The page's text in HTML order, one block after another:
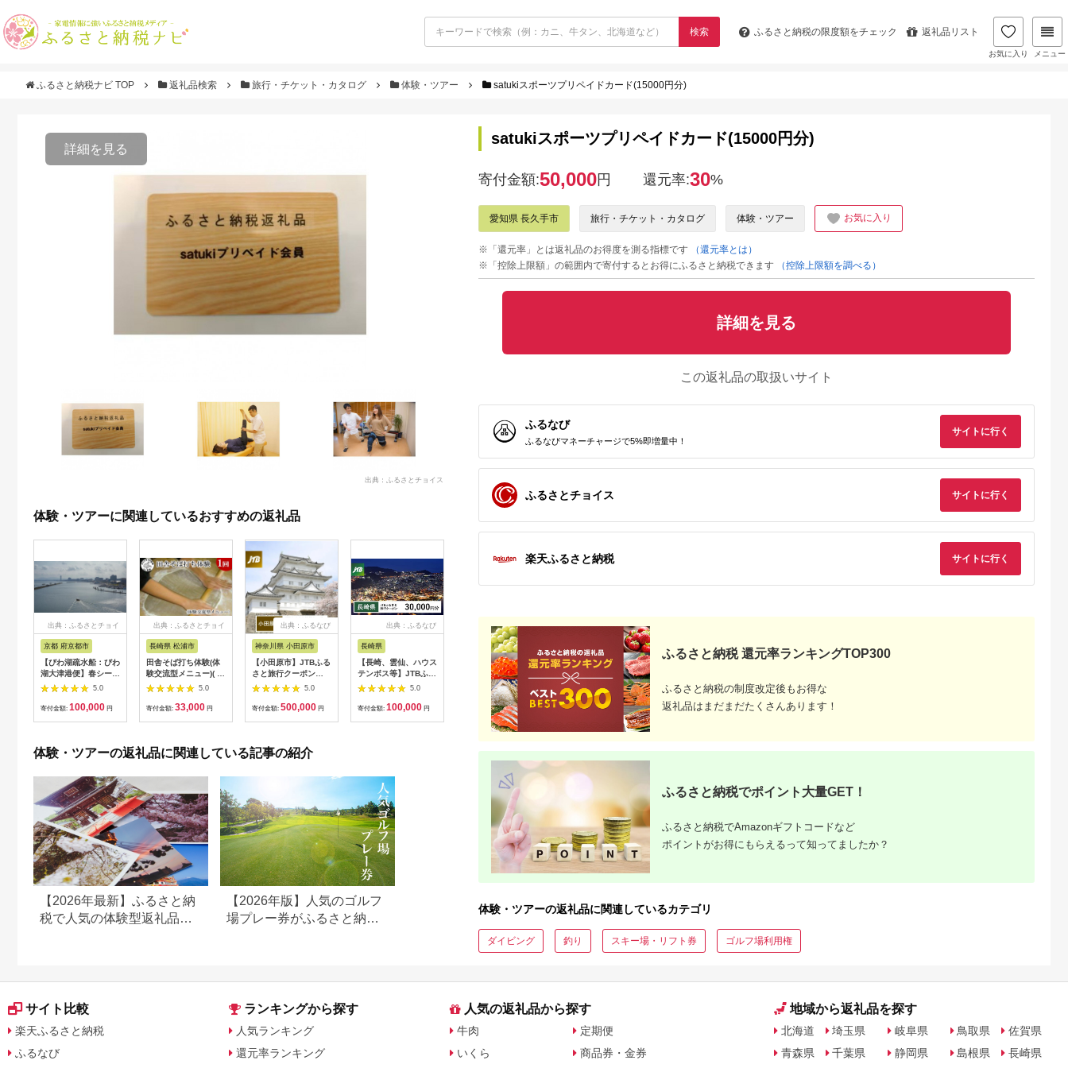
検索 ふるさと納税の限度額をチェック 返礼品リスト
お気に入り メニュー
ふるさと納税ナビ TOP 返礼品検索 旅行・チケット・カタログ 体験・ツアー satukiスポーツプリペイドカード(15000円分)
詳細を見る
出典：ふるさとチョイス
体験・ツアーに関連しているおすすめの返礼品
出典：ふるさとチョイ
京都 府京都市
【びわ湖疏水船：びわ
湖大津港便】春シーズ
ン先行予約権（２名様
分の乗船予約の権利）
5.0
寄付金額: 100,000 円
出典：ふるさとチョイ
長崎県 松浦市
田舎そば打ち体験(体
験交流型メニュー)( 体
験 田舎 自然 松浦市
そば そば打ち )【D3-
009】
5.0
寄付金額: 33,000 円
出典：ふるなび
神奈川県 小田原市
【小田原市】JTBふる
さと旅行クーポン
（150,000円分）有効
期間3年（Eメール発
行）｜予約 宿泊 観光
ンライン ネット 電話
神奈川 神奈川
5.0
寄付金額: 500,000 円
出典：ふるなび
長崎県
【長崎、雲仙、ハウス
テンボス等】JTBふる
さと旅行クーポン
（30,000円分）有効
期間3年（Eメール発
5.0
寄付金額: 100,000 円
出典：ふるなび
神奈川県 箱根町
【箱根町】JTBふるさ
と旅行クーポン
（3,000円分）有効期
間3年（Eメール発
行）｜予約 宿泊 観光
チケット 子供 子連れ
カップル 家族 店頭 オ
ンライン ネット 電話
5.0
寄付金額:10,000
出典：ふるなび
神奈川県 箱根町
【箱根町】JTBふるさ
と旅行クーポン
（15,000円分） 有効
期間3年（Eメール発
行）｜予約 宿泊 観光
チケット 子供 子連れ
カップル 家族 店頭 オ
ンライン ネット 電話
箱根
5.0
寄付金額:50,000円
大阪府 門真市
令和堂で使える糖質オ
フトチケット ギフト
チケット ギフトチケ
ット ギフトチケット
5.0
寄付金額: 4,000円
広島県 廿日市
【廿日市市】JTBふる
円分）有効期間5年 |
予約 宿泊 観光 体験
温泉 ホテル 旅館 チケ
廿日市
寄付金額:300,000
カップル 家族 店頭 オ
ンライン ネット 電話
体験・ツアーの返礼品に関連している記事の紹介
【2026年最新】ふるさと納
税で人気の体験型返礼品！
【2026年版】人気のゴルフ
場プレー券がふるさと納税
satukiスポーツプリペイドカード(15000円分)
寄付金額:50,000円 還元率:30%
愛知県 長久手市 旅行・チケット・カタログ 体験・ツアー お気に入り
※「還元率」とは返礼品のお得度を測る指標です
（還元率とは）
※「控除上限額」の範囲内で寄付するとお得にふるさと納税できます
（控除上限額を調べる）
詳細を見る
この返礼品の取扱いサイト
ふるなび
ふるなびマネーチャージで5%即増量中！
サイトに行く
ふるさとチョイス サイトに行く
楽天ふるさと納税 サイトに行く
ふるさと納税 還元率ランキングTOP300
ふるさと納税の制度改定後もお得な
返礼品はまだまだたくさんあります！
ふるさと納税でポイント大量GET！
ふるさと納税でAmazonギフトコードなど
ポイントがお得にもらえるって知ってましたか？
体験・ツアーの返礼品に関連しているカテゴリ
ダイビング 釣り スキー場・リフト券 ゴルフ場利用権
サイト比較
楽天ふるさと納税
ふるなび
ランキングから探す
人気ランキング
還元率ランキング
人気の返礼品から探す
牛肉
いくら
定期便
商品券・金券
地域から返礼品を探す
北海道
青森県
埼玉県
千葉県
岐阜県
静岡県
鳥取県
島根県
佐賀県
長崎県